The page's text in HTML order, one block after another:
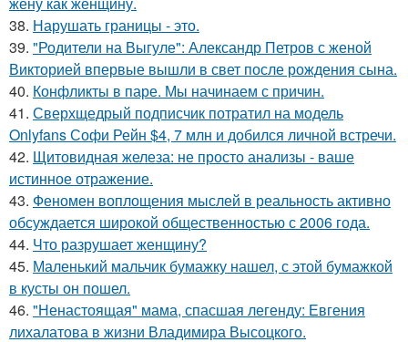
38. Нарушать границы - это.
39. "Родители на Выгуле": Александр Петров с женой
Викторией впервые вышли в свет после рождения сына.
40. Конфликты в паре. Мы начинаем с причин.
41. Сверхщедрый подписчик потратил на модель
Onlyfans Софи Рейн $4, 7 млн и добился личной встречи.
42. Щитовидная железа: не просто анализы - ваше
истинное отражение.
43. Феномен воплощения мыслей в реальность активно
обсуждается широкой общественностью с 2006 года.
44. Что разрушает женщину?
45. Маленький мальчик бумажку нашел, с этой бумажкой
в кусты он пошел.
46. "Ненастоящая" мама, спасшая легенду: Евгения
лихалатова в жизни Владимира Высоцкого.